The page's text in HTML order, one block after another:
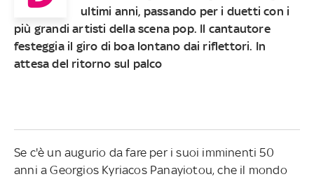
ultimi anni, passando per i duetti con i
più grandi artisti della scena pop. Il cantautore
festeggia il giro di boa lontano dai riflettori. In
attesa del ritorno sul palco
Se c'è un augurio da fare per i suoi imminenti 50
anni a Georgios Kyriacos Panayiotou, che il mondo